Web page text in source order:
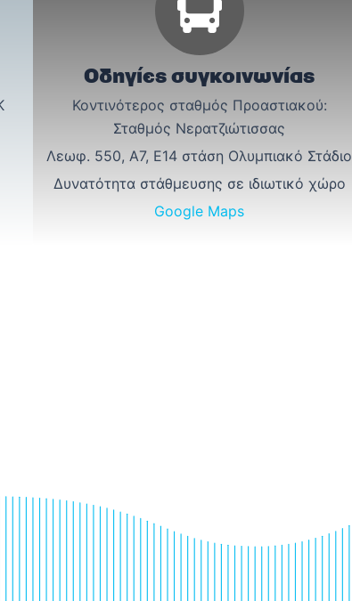
Οδηγίες συγκοινωνίας
Κοντινότερος σταθμός Προαστιακού:
Σταθμός Νερατζιώτισσας
Λεωφ. 550, Α7, Ε14 στάση Ολυμπιακό Στάδιο
Δυνατότητα στάθμευσης σε ιδιωτικό χώρο
Google Maps